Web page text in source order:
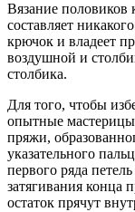
Вязание половиков
составляет
крючок и владеет
воздушной и
столбика.
Для того, чтобы
опытные мастерицы
пряжи,
указательного
первого ряда
затягивания конца
остаток прячут